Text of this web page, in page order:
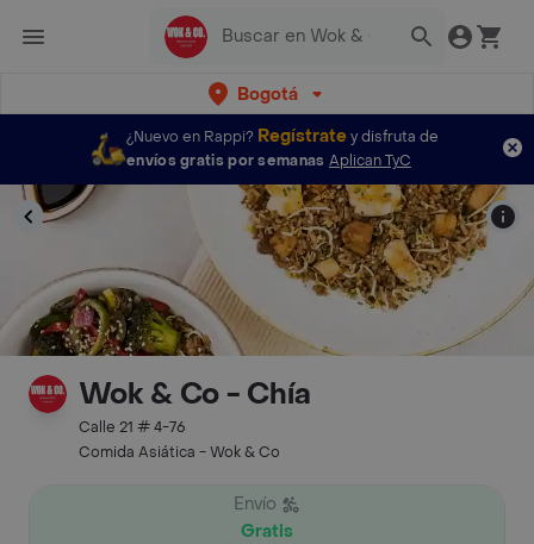
Bogotá
¿Nuevo en Rappi? Regístratey disfruta de
envíos gratis por semanas Aplican TyC
Wok & Co - Chía
Calle 21 # 4-76
Comida Asiática - Wok & Co
Envío
Gratis